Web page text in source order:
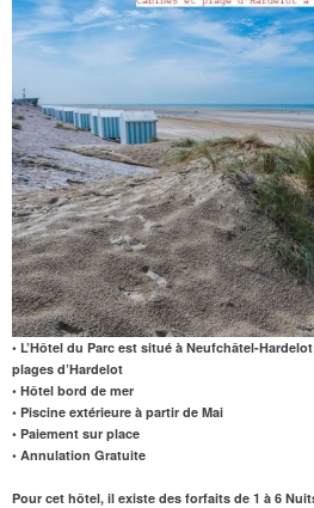
• L’Hôtel du Parc est situé à Neufchâtel-
plages d’Hardelot
• Hôtel bord de mer
• Piscine extérieure à partir de Mai
• Paiement sur place
• Annulation Gratuite
Pour cet hôtel, il existe des forfaits de 1 à 6